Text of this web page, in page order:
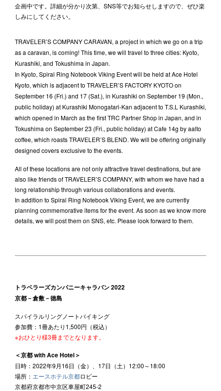
企画中です。詳細が分かり次第、SNS等でお知らせしますので、ぜひ楽
しみにしてください。
TRAVELER’S COMPANY CARAVAN, a project in which we go on a trip
as a caravan, is coming! This time, we will travel to three cities: Kyoto,
Kurashiki, and Tokushima in Japan.
In Kyoto, Spiral Ring Notebook Viking Event will be held at Ace Hotel
Kyoto, which is adjacent to TRAVELER’S FACTORY KYOTO on
September 16 (Fri.) and 17 (Sat.), in Kurashiki on September 19 (Mon.,
public holiday) at Kurashiki Monogatari-Kan adjacent to T.S.L Kurashiki,
which opened in March as the first TRC Partner Shop in Japan, and in
Tokushima on September 23 (Fri., public holiday) at Cafe 14g by aalto
coffee, which roasts TRAVELER’S BLEND. We will be offering originally
designed covers exclusive to the events.
All of these locations are not only attractive travel destinations, but are
also like friends of TRAVELER’S COMPANY, with whom we have had a
long relationship through various collaborations and events.
In addition to Spiral Ring Notebook Viking Event, we are currently
planning commemorative items for the event. As soon as we know more
details, we will post them on SNS, etc. Please look forward to them.
トラベラーズカンパニーキャラバン 2022
京都－倉敷－徳島
スパイラルリングノートバイキング
参加費：1冊あたり1,500円（税込）
※おひとり様3冊までとなります。
＜京都 with Ace Hotel＞
日時：2022年9月16日（金）、17日（土）12:00～18:00
場所： エースホテル京都ロビー
京都府京都市中京区車屋町245-2